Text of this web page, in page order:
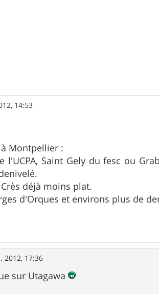
14:53
Montpellier :
l'UCPA, Saint Gely du fesc ou
déjà moins plat.
d'Orques et environs plus de
2012, 17:36
sur Utagawa